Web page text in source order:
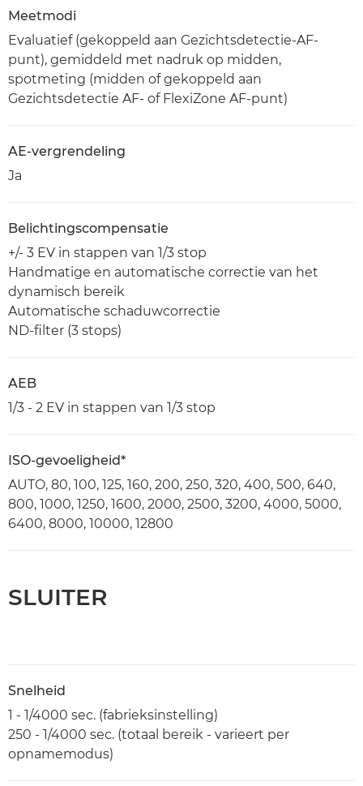
Meetmodi
Evaluatief (gekoppeld aan Gezichtsdetectie-AF-
punt), gemiddeld met nadruk op midden,
spotmeting (midden of gekoppeld aan
Gezichtsdetectie AF- of FlexiZone AF-punt)
AE-vergrendeling
Ja
Belichtingscompensatie
+/- 3 EV in stappen van 1/3 stop
Handmatige en automatische correctie van het
dynamisch bereik
Automatische schaduwcorrectie
ND-filter (3 stops)
AEB
1/3 - 2 EV in stappen van 1/3 stop
ISO-gevoeligheid*
AUTO, 80, 100, 125, 160, 200, 250, 320, 400, 500, 640,
800, 1000, 1250, 1600, 2000, 2500, 3200, 4000, 5000,
6400, 8000, 10000, 12800
SLUITER
Snelheid
1 - 1/4000 sec. (fabrieksinstelling)
250 - 1/4000 sec. (totaal bereik - varieert per
opnamemodus)